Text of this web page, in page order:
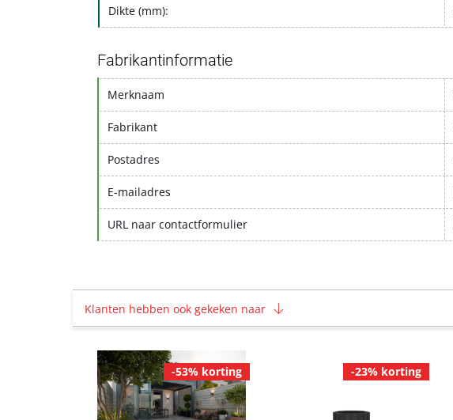
Dikte (mm):
Fabrikantinformatie
Merknaam
Fabrikant
Postadres
E-mailadres
URL naar contactformulier
Klanten hebben ook gekeken naar
-53% korting -23% korting